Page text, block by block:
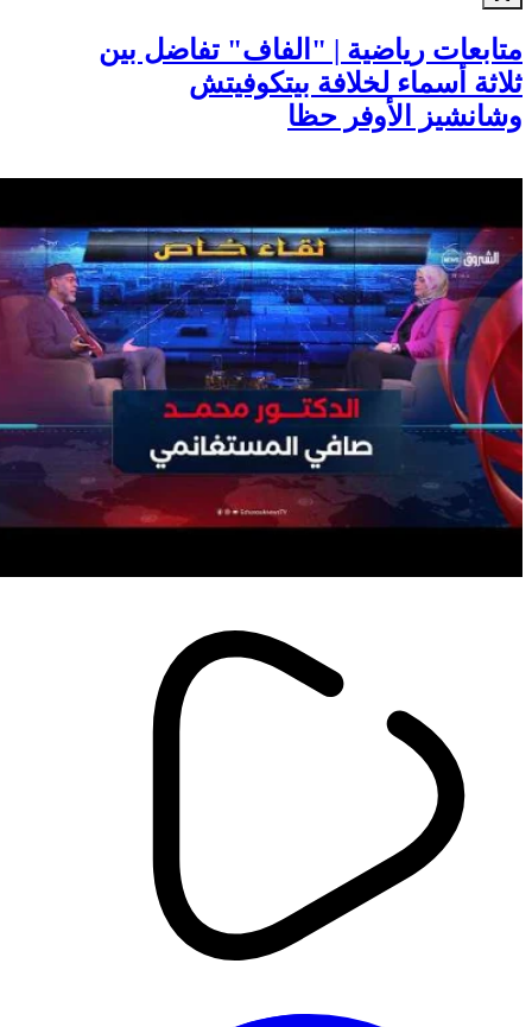
متابعات رياضية | "الفاف" تفاضل بين
ثلاثة أسماء لخلافة بيتكوفيتش
وشانشيز الأوفر حظا